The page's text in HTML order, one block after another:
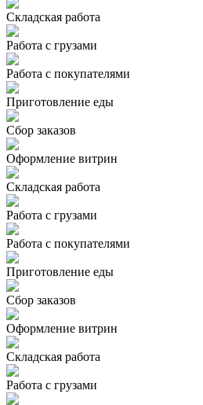
Складская работа
Работа с грузами
Работа с покупателями
Приготовление еды
Сбор заказов
Оформление витрин
Складская работа
Работа с грузами
Работа с покупателями
Приготовление еды
Сбор заказов
Оформление витрин
Складская работа
Работа с грузами